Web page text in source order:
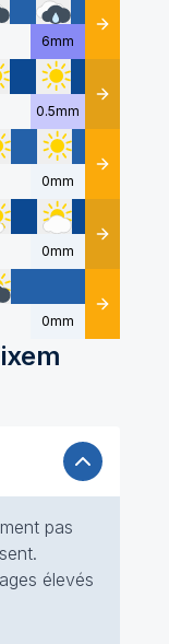
6mm Détails
0.5mm Détails
0mm Détails
0mm Détails
0mm Détails
pas
élevés